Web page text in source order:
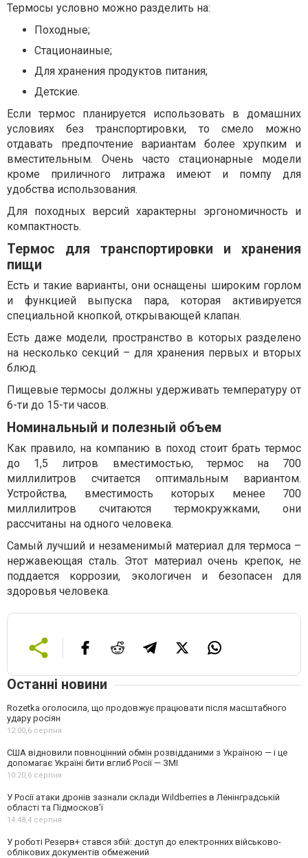
Термосы условно можно разделить на:
Походные;
Стационаиные;
Для хранения продуктов питания;
Детские.
Если термос планируется использовать в домашних
условиях без транспортировки, то смело можно
отдавать предпочтение вариантам более хрупким и
вместительным. Очень часто стационарные модели
кроме приличного литража имеют и помпу для
удобства использования.
Для походных версий характерны эргономичность и
компактность.
Термос для транспортировки и хранения
пищи
Есть и такие варианты, они оснащены широким горлом
и функцией выпуска пара, которая активируется
специальной кнопкой, открывающей клапан.
Есть даже модели, пространство в которых разделено
на несколько секций – для хранения первых и вторых
блюд.
Пищевые термосы должны удерживать температуру от
6-ти до 15-ти часов.
Номинальный и полезный объем
Как правило, на компанию в поход стоит брать термос
до 1,5 литров вместимостью, термос на 700
миллилитров считается оптимальным вариантом.
Устройства, вместимость которых менее 700
миллилитров считаются термокружками, они
рассчитаны на одного человека.
Самый лучший и незаменимый материал для термоса –
нержавеющая сталь. Этот материал очень крепок, не
поддается коррозии, экологичен и безопасен для
здоровья человека.
Останні новини
Rozetka оголосила, що продовжує працювати після масштабного
удару росіян
12:00,6 серпня
США відновили повноцінний обмін розвідданими з Україною — і це
допомагає Україні бити вглиб Росії — ЗМІ
10:20,6 серпня
У Росії атаки дронів зазнали склади Wildberries в Ленінградській
області та Підмосков’ї
14:48,4 серпня
У роботі Резерв+ стався збій: доступ до електронних військово-
облікових документів обмежений